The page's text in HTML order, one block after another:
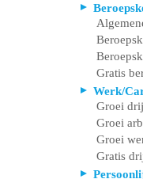
Gratis
Werk/
Groei
Groei
Groei
Gratis